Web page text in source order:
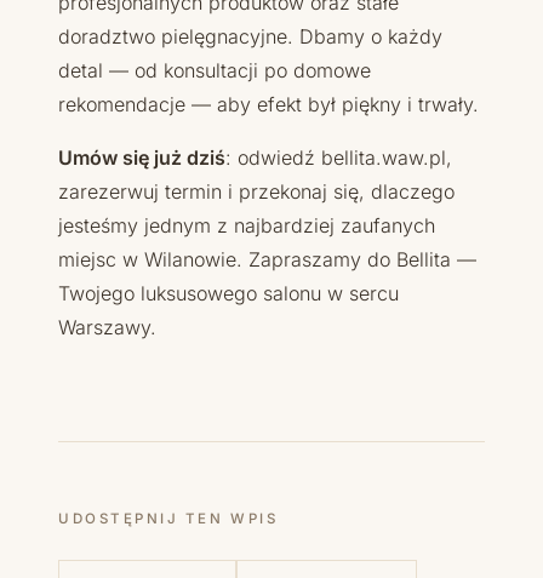
doradztwo pielęgnacyjne. Dbamy o każdy
detal — od konsultacji po domowe
rekomendacje — aby efekt był piękny i trwały.
Umów się już dziś: odwiedź bellita.waw.pl,
zarezerwuj termin i przekonaj się, dlaczego
jesteśmy jednym z najbardziej zaufanych
miejsc w Wilanowie. Zapraszamy do Bellita —
Twojego luksusowego salonu w sercu
Warszawy.
UDOSTĘPNIJ TEN WPIS